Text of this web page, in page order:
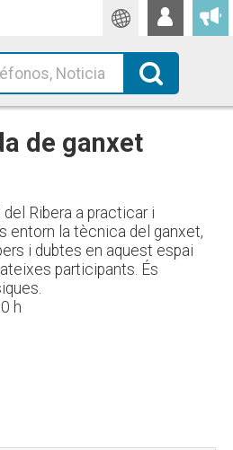
Traductor
Cerca!
de ganxet
Ribera a practicar i
entorn la tècnica del ganxet,
i dubtes en aquest espai
participants. És
h